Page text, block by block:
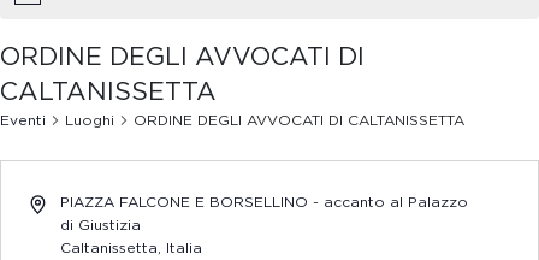
ORDINE DEGLI AVVOCATI DI
CALTANISSETTA
Eventi Luoghi ORDINE DEGLI AVVOCATI DI CALTANISSETTA
PIAZZA FALCONE E BORSELLINO - accanto al Palazzo
di Giustizia
Caltanissetta, Italia